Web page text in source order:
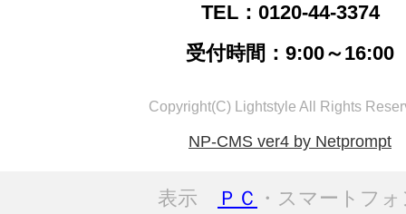
TEL：0120-44-3374
受付時間：9:00～16:00
Copyright(C) Lightstyle All Rights
NP-CMS ver4 by Netprompt
表示 ＰＣ ・スマートフ